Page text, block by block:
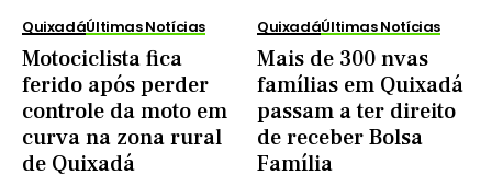
QuixadáÚltimas Notícias
Motociclista fica
ferido após perder
controle da moto em
curva na zona rural
de Quixadá
QuixadáÚltimas Notícias
Mais de 300 nvas
famílias em Quixadá
passam a ter direito
de receber Bolsa
Família